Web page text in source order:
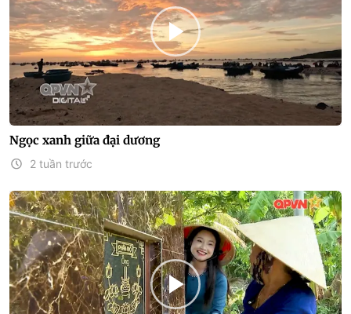
Ngọc xanh giữa đại dương
2 tuần trước